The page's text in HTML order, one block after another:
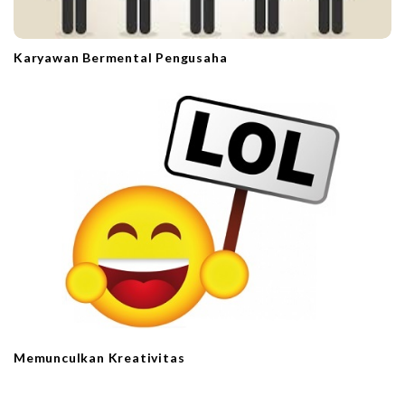
Karyawan Bermental Pengusaha
Memunculkan Kreativitas